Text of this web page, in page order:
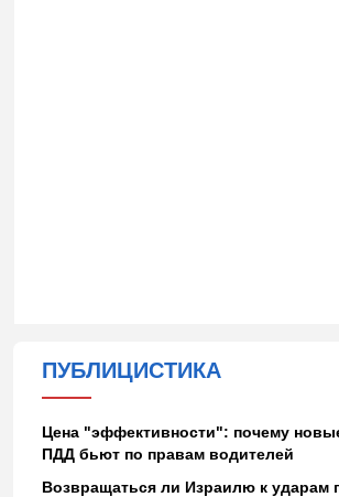
ПУБЛИЦИСТИКА
Цена "эффективности": почему
ПДД бьют по правам водителей
Возвращаться ли Израилю к ударам